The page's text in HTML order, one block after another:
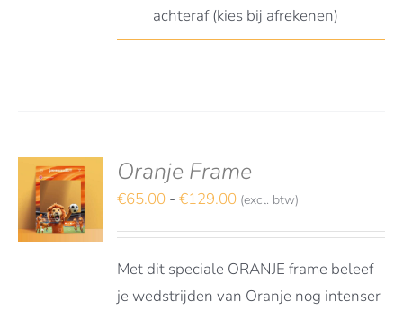
achteraf (kies bij afrekenen)
Oranje Frame
€65.00 - €129.00Prijsklasse:
€129.00
(excl. btw)
Met dit speciale ORANJE frame beleef
je wedstrijden van Oranje nog intenser